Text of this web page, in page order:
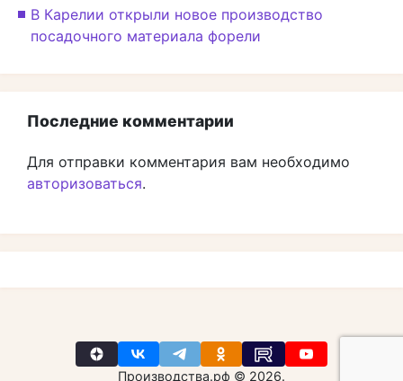
В Карелии открыли новое производство
посадочного материала форели
Последние комментарии
Для отправки комментария вам необходимо
авторизоваться.
Производства.рф © 2026.